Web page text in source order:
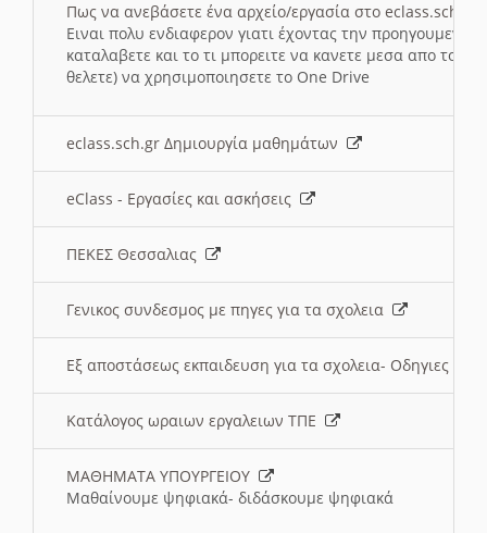
Πως να ανεβάσετε ένα αρχείο/εργασία στο eclass.sch.gr
Ειναι πολυ ενδιαφερον γιατι έχοντας την
καταλαβετε και το τι μπορειτε να κανετε μεσα απο το
θελετε) να χρησιμοποιησετε το One Drive
eclass.sch.gr Δημιουργία μαθημάτων
eClass - Εργασίες και ασκήσεις
ΠΕΚΕΣ Θεσσαλιας
Γενικος συνδεσμος με πηγες για τα σχολεια
Εξ αποστάσεως εκπαιδευση για τα σχολεια- Οδηγιες
Κατάλογος ωραιων εργαλειων ΤΠΕ
ΜΑΘΗΜΑΤΑ ΥΠΟΥΡΓΕΙΟΥ
Μαθαίνουμε ψηφιακά- διδάσκουμε ψηφιακά